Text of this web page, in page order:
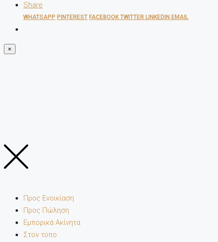
Share
WHATSAPP PINTEREST FACEBOOK TWITTER LINKEDIN EMAIL
×
Προς Ενοικίαση
Προς Πώληση
Εμπορικά Ακίνητα
Στον τύπο